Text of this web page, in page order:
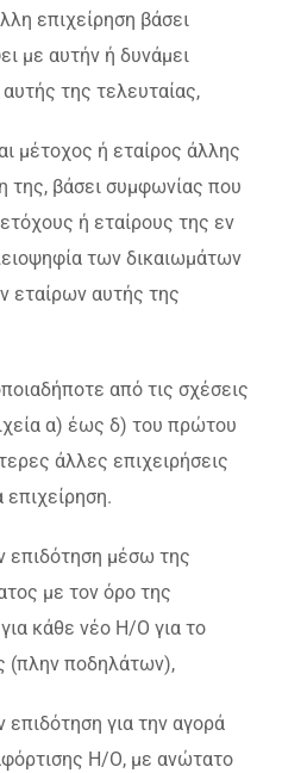
επιχείρηση βάσει
με αυτήν ή δυνάμει
της τελευταίας,
μέτοχος ή εταίρος άλλης
της, βάσει συμφωνίας που
ή εταίρους της εν
των δικαιωμάτων
αυτής της
από τις σχέσεις
α) έως δ) του πρώτου
άλλες επιχειρήσεις
επιχείρηση.
επιδότηση μέσω της
με τον όρο της
κάθε νέο H/O για το
(πλην ποδηλάτων),
επιδότηση για την αγορά
Η/Ο, με ανώτατο